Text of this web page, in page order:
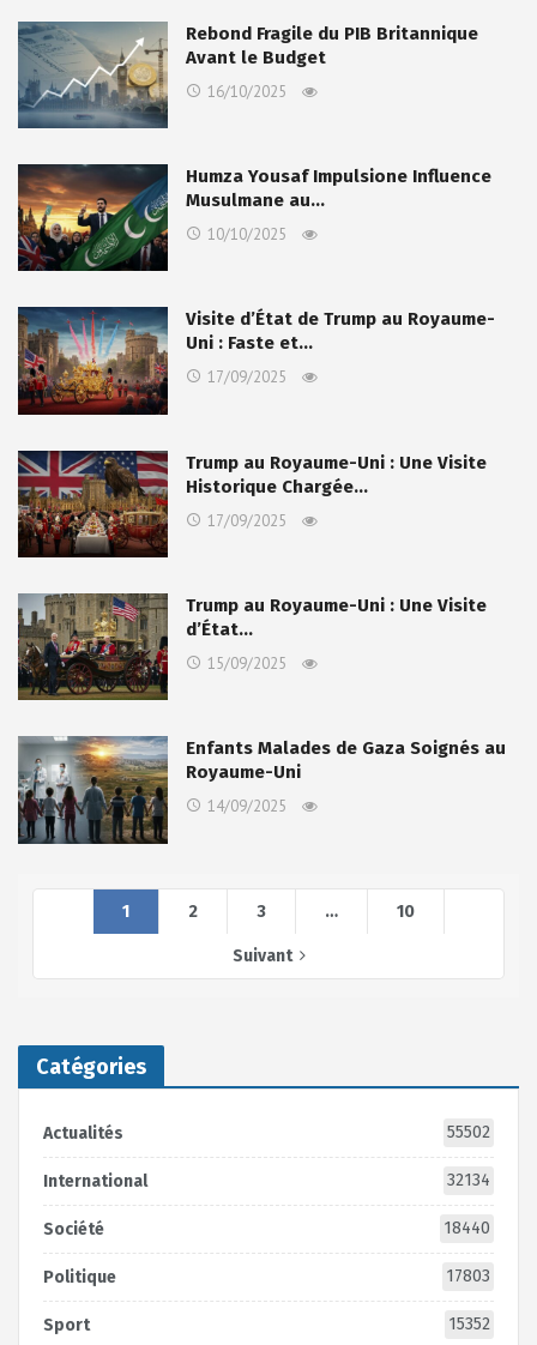
Rebond Fragile du PIB Britannique
Avant le Budget
16/10/2025
Humza Yousaf Impulsione Influence
Musulmane au…
10/10/2025
Visite d’État de Trump au Royaume-
Uni : Faste et…
17/09/2025
Trump au Royaume-Uni : Une Visite
Historique Chargée…
17/09/2025
Trump au Royaume-Uni : Une Visite
d’État…
15/09/2025
Enfants Malades de Gaza Soignés au
Royaume-Uni
14/09/2025
1 2 3 … 10
Suivant
Catégories
Actualités 55502
International 32134
Société 18440
Politique 17803
Sport 15352